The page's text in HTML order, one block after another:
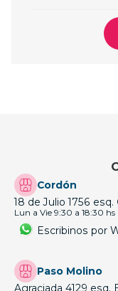
Cordón
18 de Julio 1756 esq.
Lun a Vie 9:30 a 18:30 hs
Escribinos por
Paso Molino
Agraciada 4129 esq.